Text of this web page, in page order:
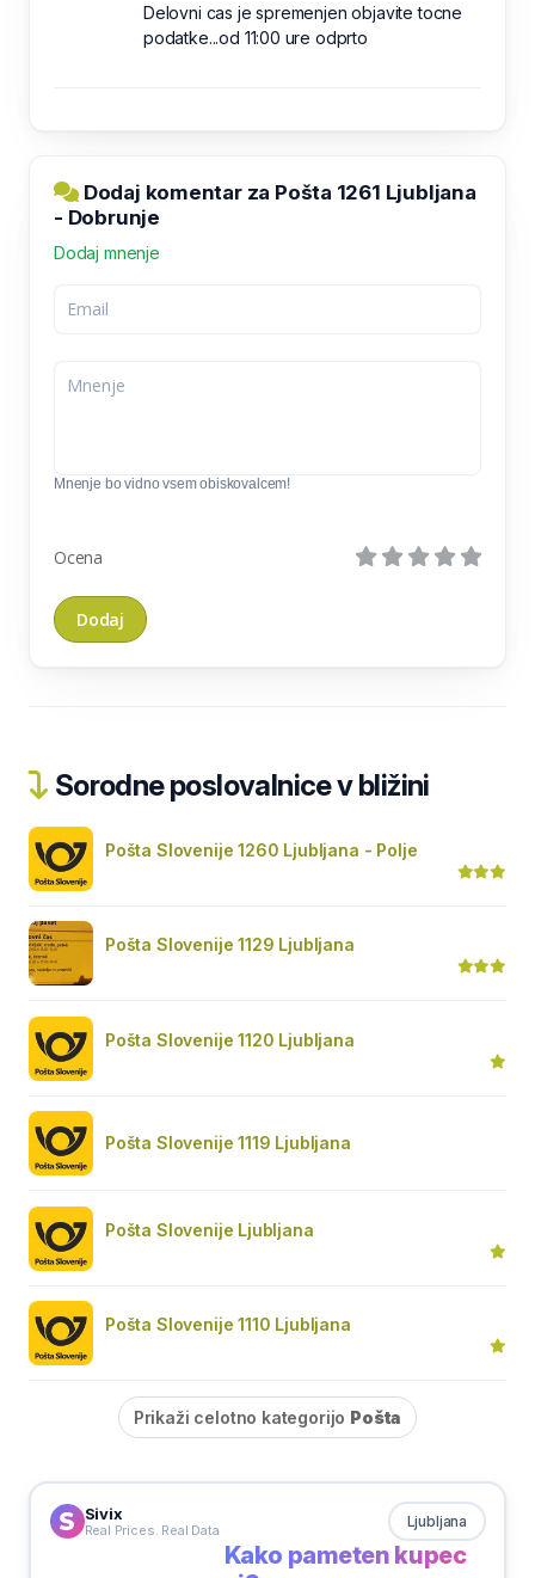
Delovni cas je spremenjen objavite tocne
podatke...od 11:00 ure odprto
Dodaj komentar za Pošta 1261 Ljubljana
- Dobrunje
Dodaj mnenje
Mnenje bo vidno vsem obiskovalcem!
Ocena
Sorodne poslovalnice v bližini
Pošta Slovenije 1260 Ljubljana - Polje
Pošta Slovenije 1129 Ljubljana
Pošta Slovenije 1120 Ljubljana
Pošta Slovenije 1119 Ljubljana
Pošta Slovenije Ljubljana
Pošta Slovenije 1110 Ljubljana
Prikaži celotno kategorijo Pošta
Sivix
Real Prices. Real Data Ljubljana
Kako pameten kupec